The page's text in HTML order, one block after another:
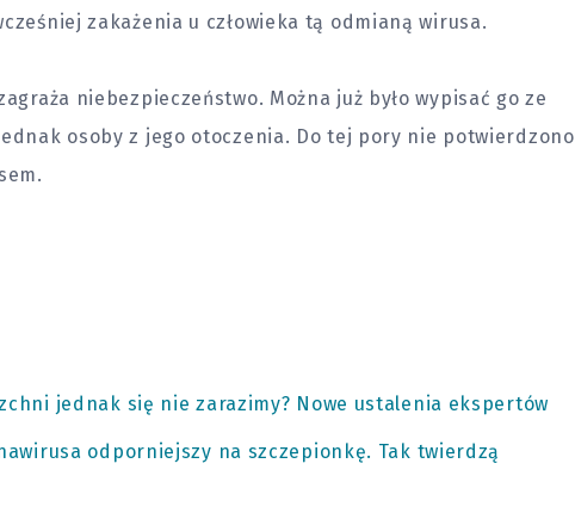
zakażenia u człowieka tą odmianą wirusa.
niebezpieczeństwo. Można już było wypisać go ze
osoby z jego otoczenia. Do tej pory nie potwierdzono
jednak się nie zarazimy? Nowe ustalenia ekspertów
odporniejszy na szczepionkę. Tak twierdzą